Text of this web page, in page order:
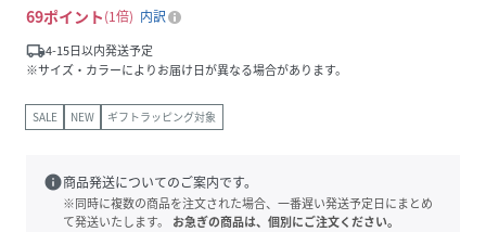
69ポイント 1倍
内訳
local_shipping4-15日以内発送予定
※サイズ・カラーによりお届け日が異なる場合があります。
SALE NEW ギフトラッピング対象
info商品発送についてのご案内です。
※同時に複数の商品を注文された場合、一番遅い発送予定日にまとめ
て発送いたします。
お急ぎの商品は、個別にご注文ください。